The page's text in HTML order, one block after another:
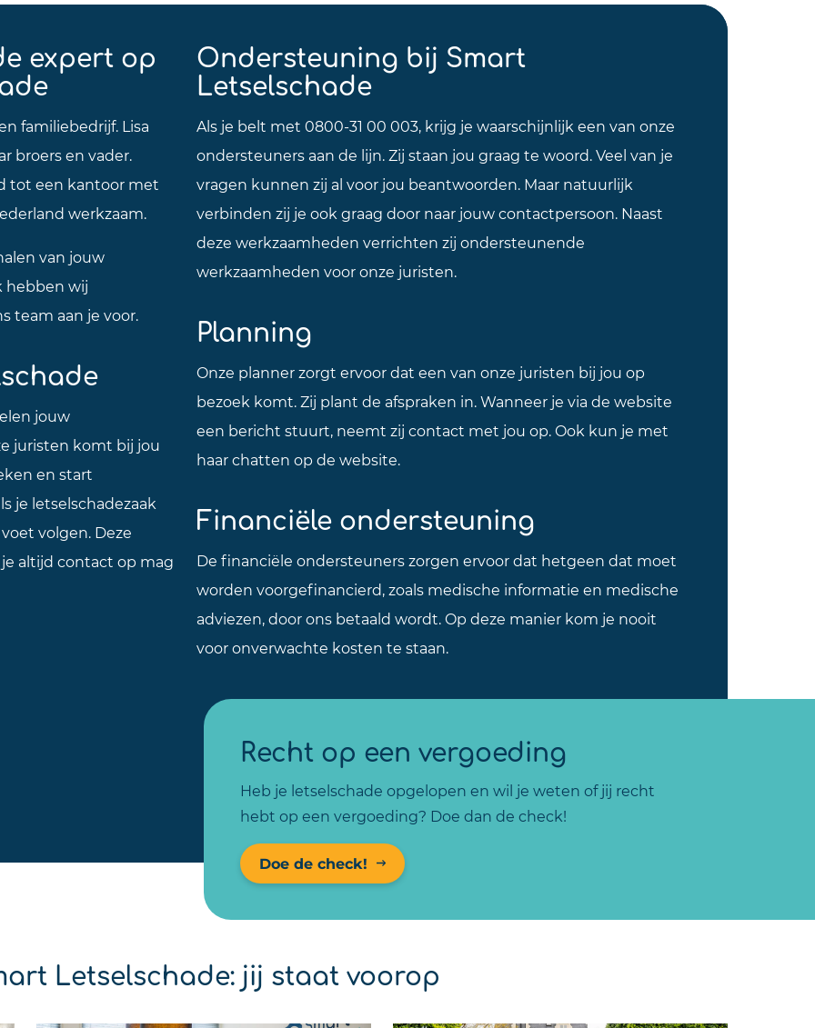
expert op
familiebedrijf. Lisa
broers en vader.
tot een kantoor met
werkzaam.
van jouw
hebben wij
team aan je voor.
jouw
juristen komt bij jou
en start
je letselschadezaak
volgen. Deze
altijd contact op mag
Ondersteuning bij Smart
Letselschade
Als je belt met 0800-31 00 003, krijg je waarschijnlijk een van onze
ondersteuners aan de lijn. Zij staan jou graag te woord. Veel van je
vragen kunnen zij al voor jou beantwoorden. Maar natuurlijk
verbinden zij je ook graag door naar jouw contactpersoon. Naast
deze werkzaamheden verrichten zij ondersteunende
werkzaamheden voor onze juristen.
Planning
Onze planner zorgt ervoor dat een van onze juristen bij jou op
bezoek komt. Zij plant de afspraken in. Wanneer je via de website
een bericht stuurt, neemt zij contact met jou op. Ook kun je met
haar chatten op de website.
Financiële ondersteuning
De financiële ondersteuners zorgen ervoor dat hetgeen dat moet
worden voorgefinancierd, zoals medische informatie en medische
adviezen, door ons betaald wordt. Op deze manier kom je nooit
voor onverwachte kosten te staan.
Recht op een vergoeding
Heb je letselschade opgelopen en wil je weten of jij recht
hebt op een vergoeding? Doe dan de check!
Doe de check!
Letselschade: jij staat voorop